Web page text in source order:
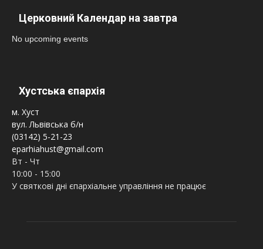
Церковний Календар на завтра
No upcoming events
Хустська єпархія
м. Хуст
вул. Львівська б/н
(03142) 5-21-23
eparhiahust@gmail.com
Вт - Чт
10:00 - 15:00
У святкові дні єпархіальне управління не працює